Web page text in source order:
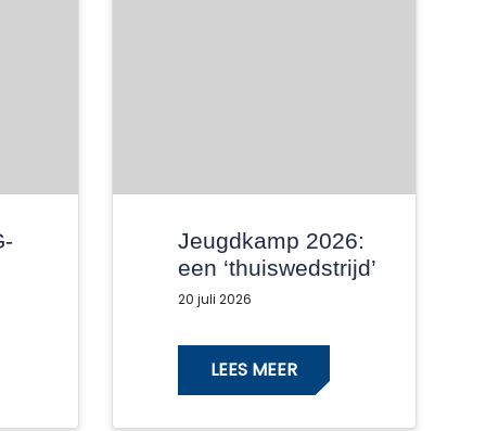
Jeugdkamp 2026:
een ‘thuiswedstrijd’
met alleen maar
20 juli 2026
LEES MEER